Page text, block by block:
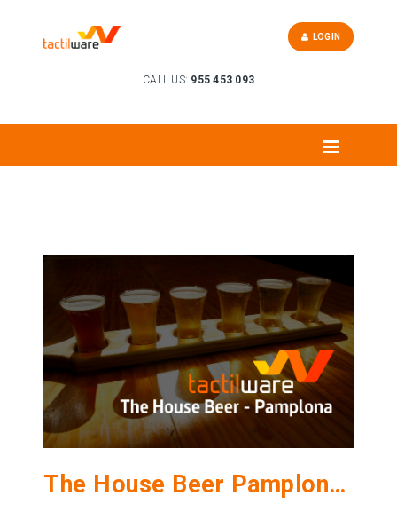
CALL US: 955 453 093
LOGIN
The House Beer Pamplona: como en casa cerveza en mano